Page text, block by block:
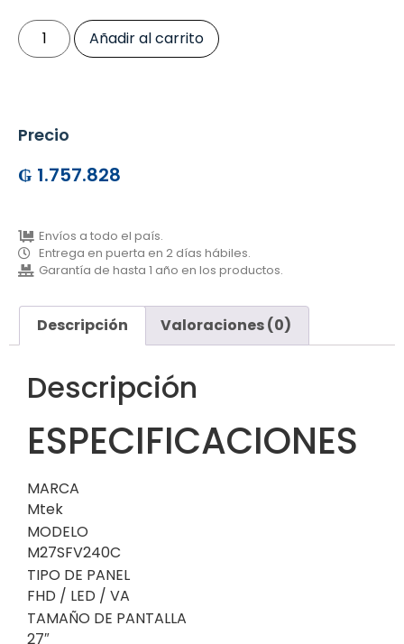
Añadir al carrito
Precio
₲ 1.757.828
Envíos a todo el país.
Entrega en puerta en 2 días hábiles.
Garantía de hasta 1 año en los productos.
Descripción Valoraciones (0)
Descripción
ESPECIFICACIONES
MARCA
Mtek
MODELO
M27SFV240C
TIPO DE PANEL
FHD / LED / VA
TAMAÑO DE PANTALLA
27″